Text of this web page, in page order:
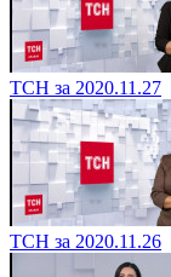
ТСН за 2020.11.27
ТСН за 2020.11.26